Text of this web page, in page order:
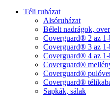
Téli ruházat
Alsóruházat
Bélelt nadrágok,
Coverguard® 2 az
Coverguard® 3 az
Coverguard® 4 az
Coverguard®
Coverguard®
Coverguard®
Sapkák, sálak